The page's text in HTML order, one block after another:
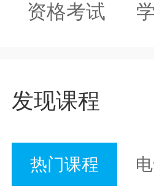
资格考试
发现课程
热门课程